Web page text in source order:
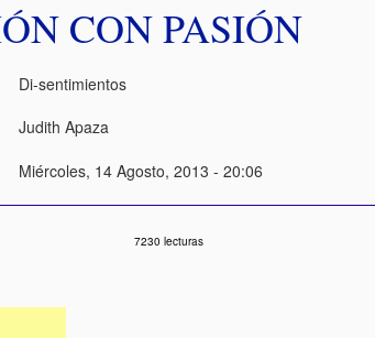
CON PASIÓN
Di-sentimientos
Judith Apaza
Miércoles, 14 Agosto, 2013 - 20:06
7230 lecturas